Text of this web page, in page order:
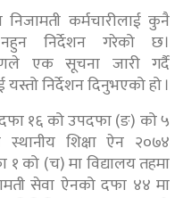
कर्मचारीलाई कुनै
नहुन निर्देशन गरेको छ।
एक सूचना जारी गर्दै
निर्देशन दिनुभएको हो ।
१६ को उपदफा (ङ) को ५
शिक्षा ऐन २०७४
को (च) मा विद्यालय तहमा
सेवा ऐनको दफा ४४ मा